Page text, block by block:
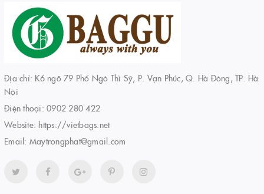
Địa chỉ: K6 ngõ 79 Phố Ngô Thì Sỹ, P. Vạn Phúc, Q. Hà Đông, TP. Hà
Nội
Điện thoại: 0902 280 422
Website: https://vietbags.net
Email: Maytrongphat@gmail.com